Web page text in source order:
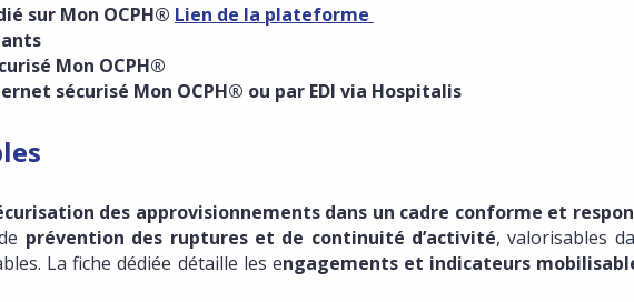
sur Mon OCPH® Lien de la plateforme
Mon OCPH®
sécurisé Mon OCPH® ou par EDI via Hospitalis
des approvisionnements dans un cadre conforme et
prévention des ruptures et de continuité d’activité, valorisables
La fiche dédiée détaille les engagements et indicateurs